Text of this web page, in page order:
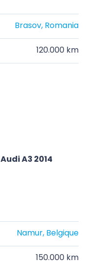
Brasov, Romania
120.000 km
Audi A3 2014
Namur, Belgique
150.000 km